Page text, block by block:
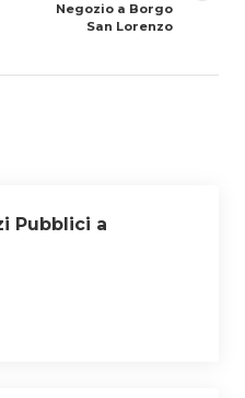
Negozio a Borgo
San Lorenzo
Pubblici a